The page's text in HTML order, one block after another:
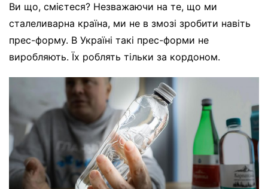
Ви що, смієтеся? Незважаючи на те, що ми
сталеливарна країна, ми не в змозі зробити навіть
прес-форму. В Україні такі прес-форми не
виробляють. Їх роблять тільки за кордоном.